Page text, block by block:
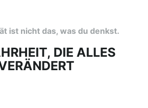
ist nicht das, was du denkst.
DIE ALLES